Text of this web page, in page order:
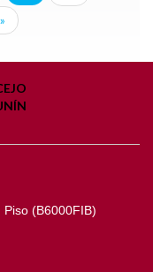
Piso (B6000FIB)